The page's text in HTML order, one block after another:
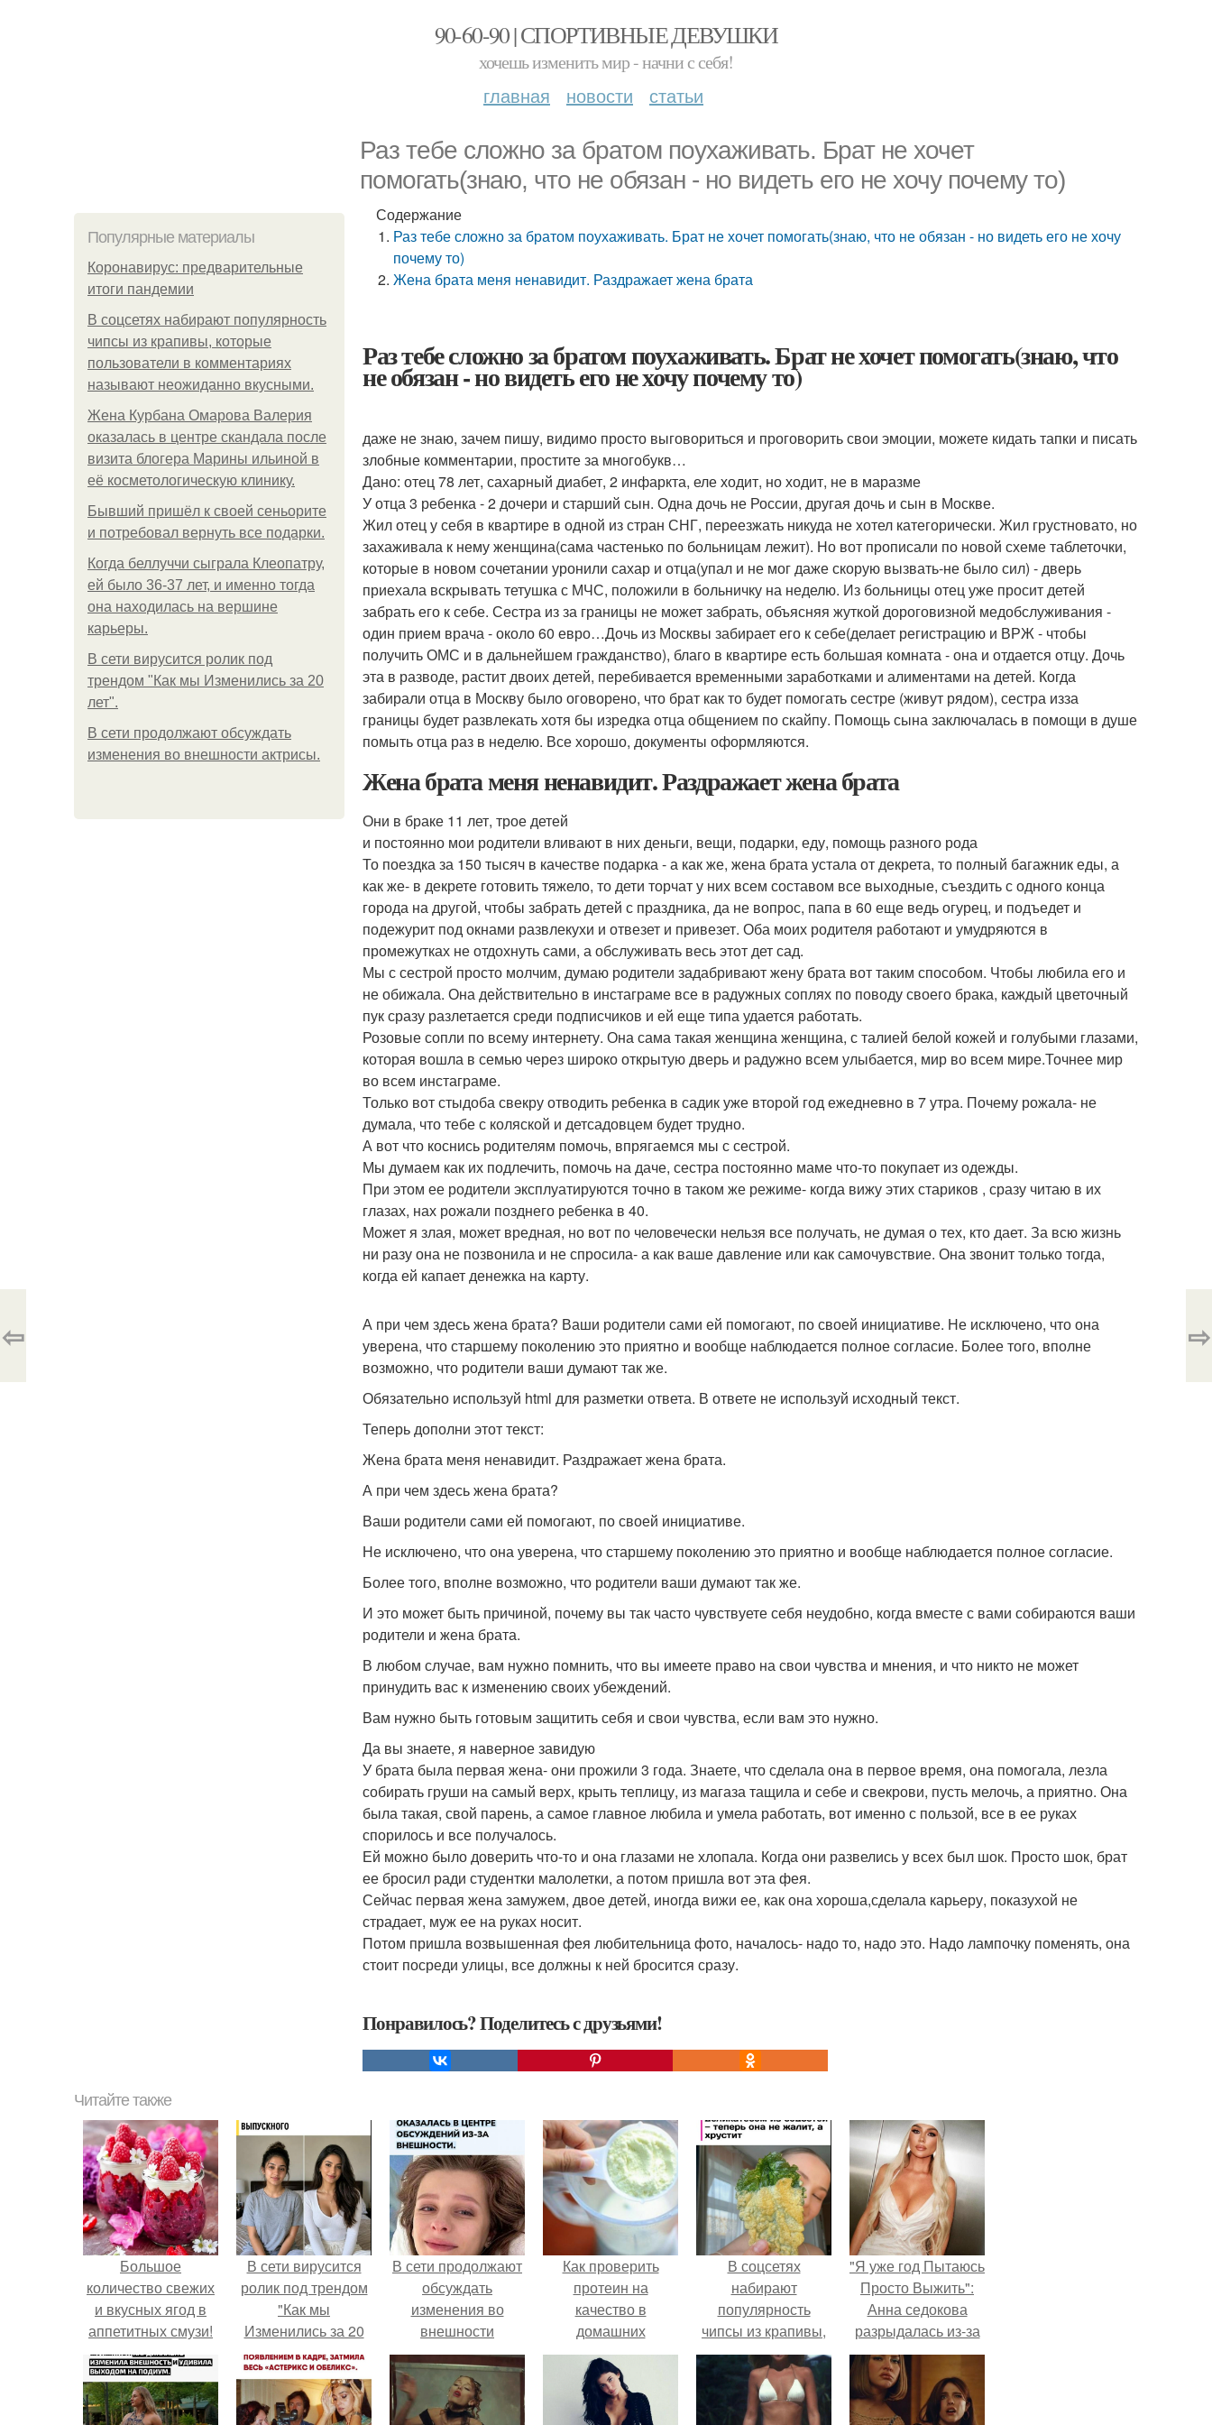
90-60-90 | СПОРТИВНЫЕ ДЕВУШКИ
хочешь изменить мир - начни с себя!
главная новости статьи
Раз тебе сложно за братом поухаживать. Брат не хочет
помогать(знаю, что не обязан - но видеть его не хочу почему то)
Популярные материалы
Коронавирус: предварительные
итоги пандемии
В соцсетях набирают популярность
чипсы из крапивы, которые
пользователи в комментариях
называют неожиданно вкусными.
Жена Курбана Омарова Валерия
оказалась в центре скандала после
визита блогера Марины ильиной в
её косметологическую клинику.
Бывший пришёл к своей сеньорите
и потребовал вернуть все подарки.
Когда беллуччи сыграла Клеопатру,
ей было 36-37 лет, и именно тогда
она находилась на вершине
карьеры.
В сети вирусится ролик под
трендом "Как мы Изменились за 20
лет".
В сети продолжают обсуждать
изменения во внешности актрисы.
Содержание
Раз тебе сложно за братом поухаживать. Брат не хочет помогать(знаю, что не обязан - но видеть его не хочу
почему то)
Жена брата меня ненавидит. Раздражает жена брата
Раз тебе сложно за братом поухаживать. Брат не хочет помогать(знаю, что
не обязан - но видеть его не хочу почему то)
даже не знаю, зачем пишу, видимо просто выговориться и проговорить свои эмоции, можете кидать тапки и писать
злобные комментарии, простите за многобукв…
Дано: отец 78 лет, сахарный диабет, 2 инфаркта, еле ходит, но ходит, не в маразме
У отца 3 ребенка - 2 дочери и старший сын. Одна дочь не России, другая дочь и сын в Москве.
Жил отец у себя в квартире в одной из стран СНГ, переезжать никуда не хотел категорически. Жил грустновато, но
захаживала к нему женщина(сама частенько по больницам лежит). Но вот прописали по новой схеме таблеточки,
которые в новом сочетании уронили сахар и отца(упал и не мог даже скорую вызвать-не было сил) - дверь
приехала вскрывать тетушка с МЧС, положили в больничку на неделю. Из больницы отец уже просит детей
забрать его к себе. Сестра из за границы не может забрать, объясняя жуткой дороговизной медобслуживания -
один прием врача - около 60 евро…Дочь из Москвы забирает его к себе(делает регистрацию и ВРЖ - чтобы
получить ОМС и в дальнейшем гражданство), благо в квартире есть большая комната - она и отдается отцу. Дочь
эта в разводе, растит двоих детей, перебивается временными заработками и алиментами на детей. Когда
забирали отца в Москву было оговорено, что брат как то будет помогать сестре (живут рядом), сестра изза
границы будет развлекать хотя бы изредка отца общением по скайпу. Помощь сына заключалась в помощи в душе
помыть отца раз в неделю. Все хорошо, документы оформляются.
Жена брата меня ненавидит. Раздражает жена брата
Они в браке 11 лет, трое детей
и постоянно мои родители вливают в них деньги, вещи, подарки, еду, помощь разного рода
То поездка за 150 тысяч в качестве подарка - а как же, жена брата устала от декрета, то полный багажник еды, а
как же- в декрете готовить тяжело, то дети торчат у них всем составом все выходные, съездить с одного конца
города на другой, чтобы забрать детей с праздника, да не вопрос, папа в 60 еще ведь огурец, и подъедет и
подежурит под окнами развлекухи и отвезет и привезет. Оба моих родителя работают и умудряются в
промежутках не отдохнуть сами, а обслуживать весь этот дет сад.
Мы с сестрой просто молчим, думаю родители задабривают жену брата вот таким способом. Чтобы любила его и
не обижала. Она действительно в инстаграме все в радужных соплях по поводу своего брака, каждый цветочный
пук сразу разлетается среди подписчиков и ей еще типа удается работать.
Розовые сопли по всему интернету. Она сама такая женщина женщина, с талией белой кожей и голубыми глазами,
которая вошла в семью через широко открытую дверь и радужно всем улыбается, мир во всем мире.Точнее мир
во всем инстаграме.
Только вот стыдоба свекру отводить ребенка в садик уже второй год ежедневно в 7 утра. Почему рожала- не
думала, что тебе с коляской и детсадовцем будет трудно.
А вот что коснись родителям помочь, впрягаемся мы с сестрой.
Мы думаем как их подлечить, помочь на даче, сестра постоянно маме что-то покупает из одежды.
При этом ее родители эксплуатируются точно в таком же режиме- когда вижу этих стариков , сразу читаю в их
глазах, нах рожали позднего ребенка в 40.
Может я злая, может вредная, но вот по человечески нельзя все получать, не думая о тех, кто дает. За всю жизнь
ни разу она не позвонила и не спросила- а как ваше давление или как самочувствие. Она звонит только тогда,
когда ей капает денежка на карту.
А при чем здесь жена брата? Ваши родители сами ей помогают, по своей инициативе. Не исключено, что она
уверена, что старшему поколению это приятно и вообще наблюдается полное согласие. Более того, вполне
возможно, что родители ваши думают так же.
Обязательно используй html для разметки ответа. В ответе не используй исходный текст.
Теперь дополни этот текст:
Жена брата меня ненавидит. Раздражает жена брата.
А при чем здесь жена брата?
Ваши родители сами ей помогают, по своей инициативе.
Не исключено, что она уверена, что старшему поколению это приятно и вообще наблюдается полное согласие.
Более того, вполне возможно, что родители ваши думают так же.
И это может быть причиной, почему вы так часто чувствуете себя неудобно, когда вместе с вами собираются ваши
родители и жена брата.
В любом случае, вам нужно помнить, что вы имеете право на свои чувства и мнения, и что никто не может
принудить вас к изменению своих убеждений.
Вам нужно быть готовым защитить себя и свои чувства, если вам это нужно.
Да вы знаете, я наверное завидую
У брата была первая жена- они прожили 3 года. Знаете, что сделала она в первое время, она помогала, лезла
собирать груши на самый верх, крыть теплицу, из магаза тащила и себе и свекрови, пусть мелочь, а приятно. Она
была такая, свой парень, а самое главное любила и умела работать, вот именно с пользой, все в ее руках
спорилось и все получалось.
Ей можно было доверить что-то и она глазами не хлопала. Когда они развелись у всех был шок. Просто шок, брат
ее бросил ради студентки малолетки, а потом пришла вот эта фея.
Сейчас первая жена замужем, двое детей, иногда вижи ее, как она хороша,сделала карьеру, показухой не
страдает, муж ее на руках носит.
Потом пришла возвышенная фея любительница фото, началось- надо то, надо это. Надо лампочку поменять, она
стоит посреди улицы, все должны к ней бросится сразу.
Понравилось? Поделитесь с друзьями!
⇦ ⇨
Читайте также
Большое
количество свежих
и вкусных ягод в
аппетитных смузи!
В сети вирусится
ролик под трендом
"Как мы
Изменились за 20
лет".
В сети продолжают
обсуждать
изменения во
внешности
актрисы.
Как проверить
протеин на
качество в
домашних
условиях. 6
способов проверки
протеина на
качество.
В соцсетях
набирают
популярность
чипсы из крапивы,
которые
пользователи в
комментариях
называют
"Я уже год Пытаюсь
Просто Выжить":
Анна седокова
разрыдалась из-за
жесткой травли и
проклятий в сети.